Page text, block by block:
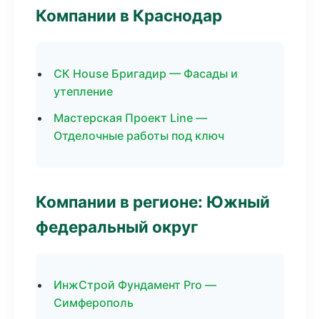
Компании в Краснодар
СК House Бригадир — Фасады и
утепление
Мастерская Проект Line —
Отделочные работы под ключ
Компании в регионе: Южный
федеральный округ
ИнжСтрой Фундамент Pro —
Симферополь